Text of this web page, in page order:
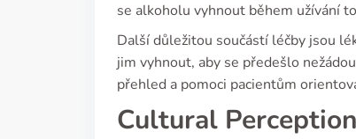
se alkoholu vyhnout během užívání
Další důležitou součástí léčby jsou
jim vyhnout, aby se předešlo
přehled a pomoci pacientům
Cultural